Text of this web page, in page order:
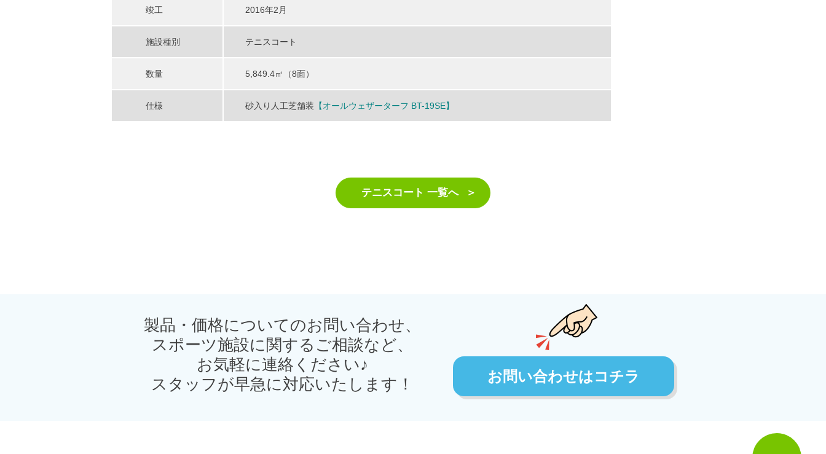
竣工 2016年2月
施設種別 テニスコート
数量 5,849.4㎡（8面）
仕様 砂入り人工芝舗装 【オールウェザーターフ BT-19SE】
テニスコート 一覧へ
製品・価格についてのお問い合わせ、
スポーツ施設に関するご相談など、
お気軽に連絡ください♪
スタッフが早急に対応いたします！
お問い合わせはコチラ